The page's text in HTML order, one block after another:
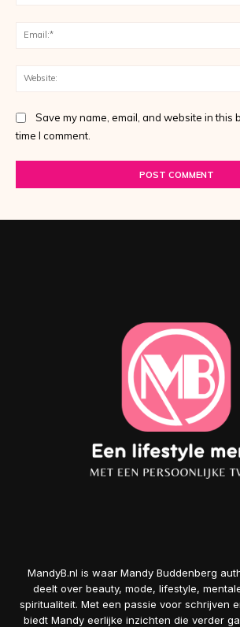
Save my name, email, and website in this
time I comment.
MandyB.nl is waar Mandy Buddenberg
deelt over beauty, mode, lifestyle,
spiritualiteit. Met een passie voor schrijven
biedt Mandy eerlijke inzichten die verder